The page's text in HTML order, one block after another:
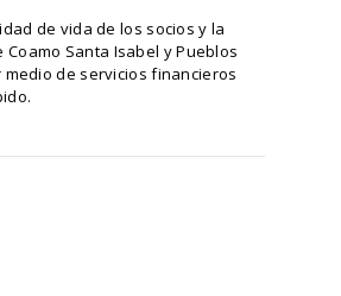
de vida de los socios y la
Coamo Santa Isabel y Pueblos
de servicios financieros